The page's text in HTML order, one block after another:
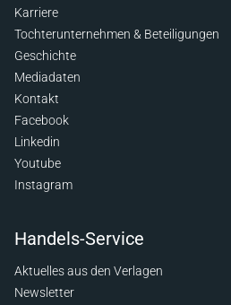
Karriere
Tochterunternehmen & Beteiligungen
Geschichte
Mediadaten
Kontakt
Facebook
Linkedin
Youtube
Instagram
Handels-Service
Aktuelles aus den Verlagen
Newsletter